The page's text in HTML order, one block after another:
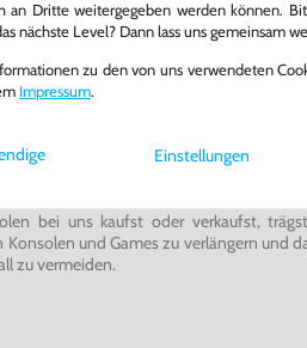
Gaming-Fans und neue
Spielerlebnis genießen
Werkstatt von unseren
und bei Bedarf repariert.
bei uns kaufst oder verkaufst,
und Games zu verlängern und
zu vermeiden.
an Dritte weitergegeben werden können.
nächste Level? Dann lass uns gemeinsam
zu den von uns verwendeten
Impressum.
Einstellungen